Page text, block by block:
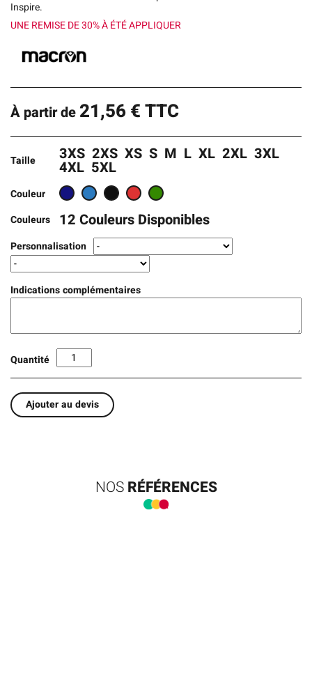
Inspire.
UNE REMISE DE 30% À ÉTÉ APPLIQUER
À partir de 21,56€TTC
Taille 3XS 2XS XS S M L XL 2XL 3XL
4XL 5XL
Couleur
Couleurs
12 Couleurs Disponibles
Personnalisation
Indications complémentaires
Quantité
Ajouter au devis
NOSRÉFÉRENCES